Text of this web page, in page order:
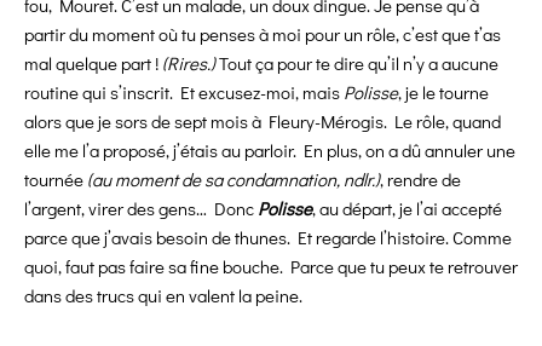
partir du moment où tu penses à moi pour un rôle, c’est que t’as
mal quelque part ! (Rires.)Tout ça pour te dire qu’il n’y a aucune
routine qui s’inscrit. Et excusez-moi, mais Polisse, je le tourne
alors que je sors de sept mois à Fleury-Mérogis. Le rôle, quand
elle me l’a proposé, j’étais au parloir. En plus, on a dû annuler une
tournée (au moment de sa condamnation, ndlr.), rendre de
l’argent, virer des gens… Donc Polisse, au départ, je l’ai accepté
parce que j’avais besoin de thunes. Et regarde l’histoire. Comme
quoi, faut pas faire sa fine bouche. Parce que tu peux te retrouver
dans des trucs qui en valent la peine.